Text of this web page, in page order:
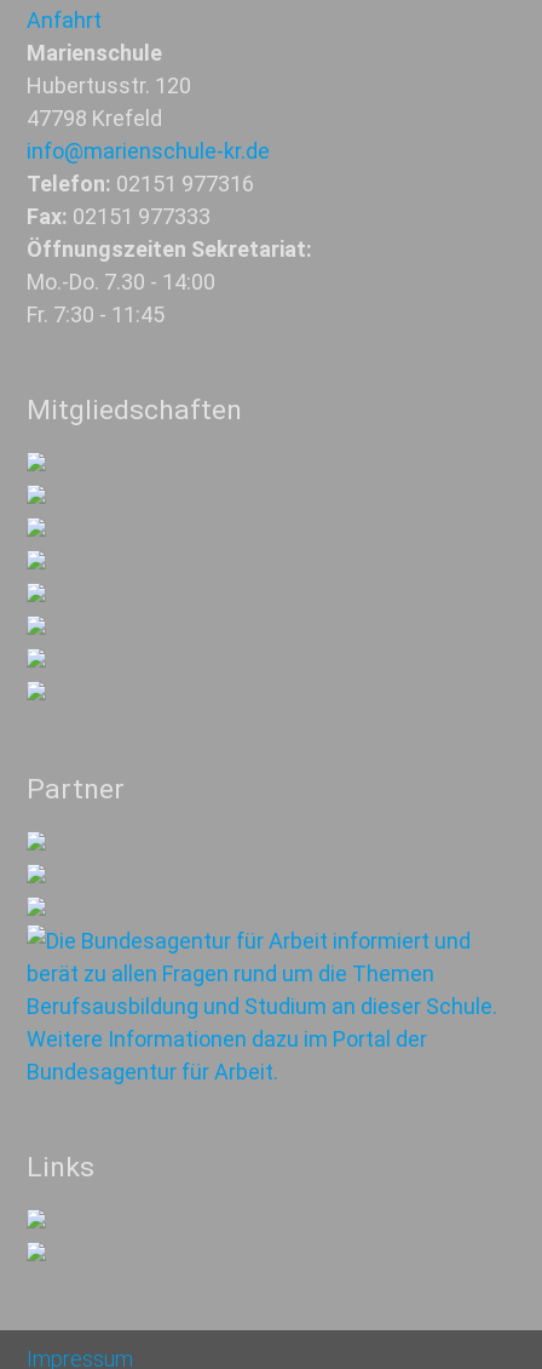
Anfahrt
Marienschule
Hubertusstr. 120
47798 Krefeld
info@marienschule-kr.de
Telefon: 02151 977316
Fax: 02151 977333
Öffnungszeiten Sekretariat:
Mo.-Do. 7.30 - 14:00
Fr. 7:30 - 11:45
Mitgliedschaften
Partner
Links
Impressum